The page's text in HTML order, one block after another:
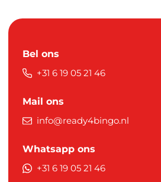
Bel ons
+31 6 19 05 21 46
Mail ons
info@ready4bingo.nl
Whatsapp ons
+31 6 19 05 21 46